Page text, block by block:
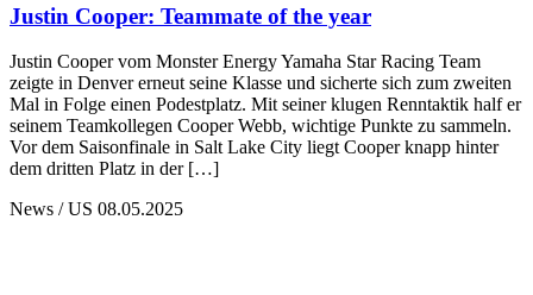
Justin Cooper: Teammate of the year
Justin Cooper vom Monster Energy Yamaha Star Racing Team
zeigte in Denver erneut seine Klasse und sicherte sich zum zweiten
Mal in Folge einen Podestplatz. Mit seiner klugen Renntaktik half er
seinem Teamkollegen Cooper Webb, wichtige Punkte zu sammeln.
Vor dem Saisonfinale in Salt Lake City liegt Cooper knapp hinter
dem dritten Platz in der […]
News / US 08.05.2025